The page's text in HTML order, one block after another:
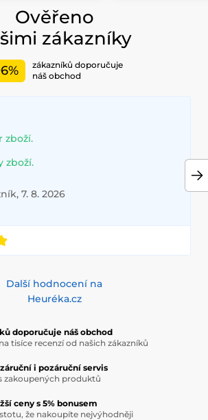
Ověřeno
zákazníky
zákazníků doporučuje
náš obchod
zboží.
zboží.
7. 8. 2026
Další hodnocení na
Heuréka.cz
doporučuje náš obchod
tisíce recenzí od našich zákazníků
i pozáruční servis
zakoupených produktů
ceny s 5% bonusem
že nakoupíte nejvýhodněji